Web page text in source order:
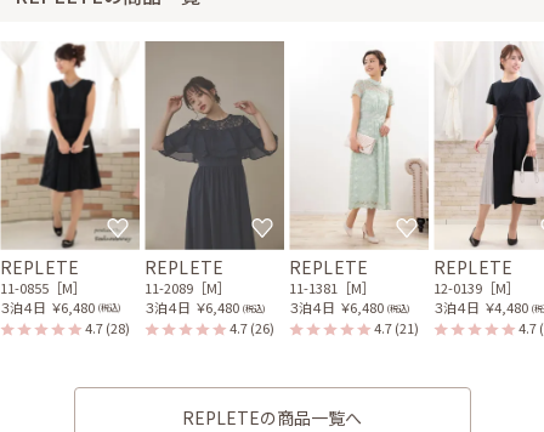
REPLETE
11-0855［M］
３泊４日 ￥6,480 (税込)
4.7(28)
REPLETE
11-2089［M］
３泊４日 ￥6,480 (税込)
4.7(26)
REPLETE
11-1381［M］
３泊４日 ￥6,480 (税込)
4.7(21)
REPLETE
12-0139［M］
３泊４日 ￥4,480 (
4.7
REPLETEの商品一覧へ